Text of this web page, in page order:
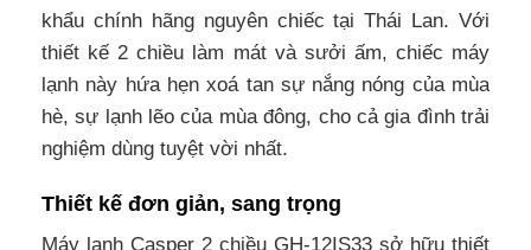
khẩu chính hãng nguyên chiếc tại Thái Lan. Với
thiết kế 2 chiều làm mát và sưởi ấm, chiếc máy
lạnh này hứa hẹn xoá tan sự nắng nóng của mùa
hè, sự lạnh lẽo của mùa đông, cho cả gia đình trải
nghiệm dùng tuyệt vời nhất.
Thiết kế đơn giản, sang trọng
Máy lạnh Casper 2 chiều GH-12IS33 sở hữu thiết